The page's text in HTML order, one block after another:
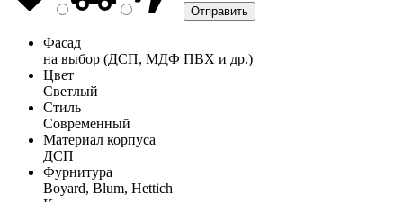
Фасад
на выбор (ДСП, МДФ ПВХ и др.)
Цвет
Светлый
Стиль
Современный
Материал корпуса
ДСП
Фурнитура
Boyard, Blum, Hettich